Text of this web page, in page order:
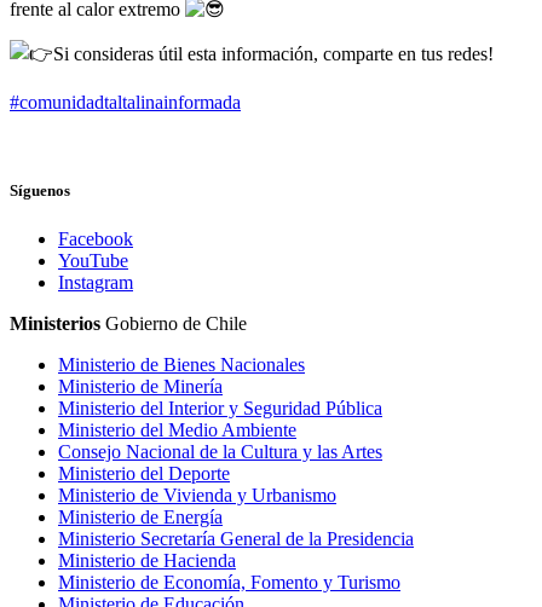
frente al calor extremo
Si consideras útil esta información, comparte en tus redes!
#comunidadtaltalinainformada
Síguenos
Facebook
YouTube
Instagram
Ministerios Gobierno de Chile
Ministerio de Bienes Nacionales
Ministerio de Minería
Ministerio del Interior y Seguridad Pública
Ministerio del Medio Ambiente
Consejo Nacional de la Cultura y las Artes
Ministerio del Deporte
Ministerio de Vivienda y Urbanismo
Ministerio de Energía
Ministerio Secretaría General de la Presidencia
Ministerio de Hacienda
Ministerio de Economía, Fomento y Turismo